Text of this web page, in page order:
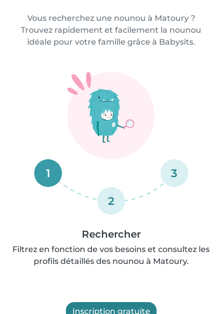
Vous recherchez une nounou à Matoury ?
Trouvez rapidement et facilement la nounou
idéale pour votre famille grâce à Babysits.
1
2
3
Rechercher
Filtrez en fonction de vos besoins et consultez les
profils détaillés des nounou à Matoury.
Inscription gratuite